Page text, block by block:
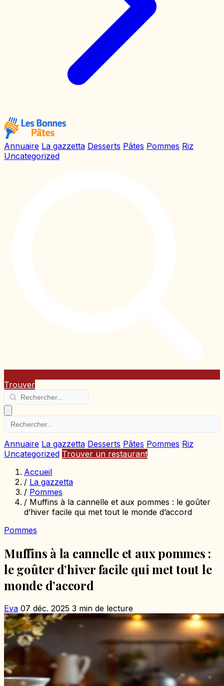
Annuaire La gazzetta Desserts Pâtes Pommes Riz
Uncategorized
Trouver
Annuaire La gazzetta Desserts Pâtes Pommes Riz
Uncategorized Trouver un restaurant
Accueil
/ La gazzetta
/ Pommes
/ Muffins à la cannelle et aux pommes : le goûter
d’hiver facile qui met tout le monde d’accord
Pommes
Muffins à la cannelle et aux pommes :
le goûter d’hiver facile qui met tout le
monde d’accord
Eva 07 déc. 2025 3 min de lecture